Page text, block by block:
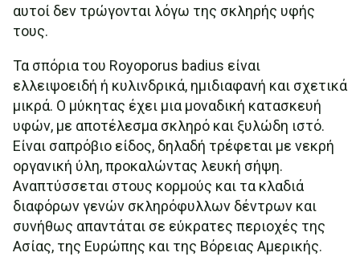
αυτοί δεν τρώγονται λόγω της σκληρής υφής
τους.
Τα σπόρια του Royoporus badius είναι
ελλειψοειδή ή κυλινδρικά, ημιδιαφανή και σχετικά
μικρά. Ο μύκητας έχει μια μοναδική κατασκευή
υφών, με αποτέλεσμα σκληρό και ξυλώδη ιστό.
Είναι σαπρόβιο είδος, δηλαδή τρέφεται με νεκρή
οργανική ύλη, προκαλώντας λευκή σήψη.
Αναπτύσσεται στους κορμούς και τα κλαδιά
διαφόρων γενών σκληρόφυλλων δέντρων και
συνήθως απαντάται σε εύκρατες περιοχές της
Ασίας, της Ευρώπης και της Βόρειας Αμερικής.